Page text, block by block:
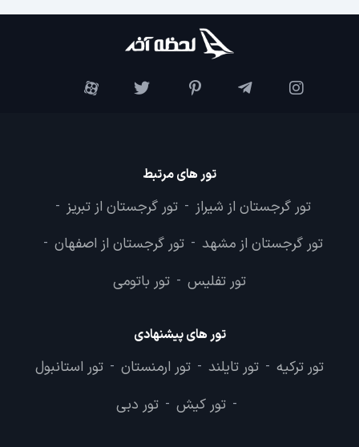
تور های مرتبط
تور گرجستان از شیراز - تور گرجستان از تبریز -
تور گرجستان از مشهد - تور گرجستان از اصفهان -
تور تفلیس - تور باتومی
تور های پیشنهادی
تور ترکیه - تور تایلند - تور ارمنستان - تور استانبول
- تور کیش - تور دبی